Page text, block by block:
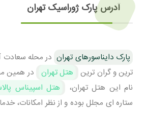
آدرس پارک ژوراسیک تهران
پارک دایناسورهای تهران در محله سعادت
ترین و گران ترین هتل تهران در همین
نام این هتل تهران،
هتل اسپیناس
ستاره ای مجلل بوده و از نظر امکانات،